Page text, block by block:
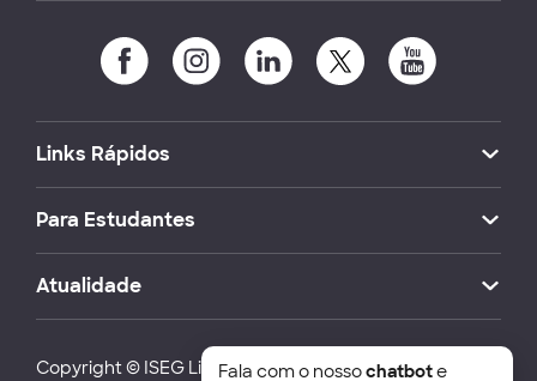
Links Rápidos
Para Estudantes
Atualidade
Copyright © ISEG Lisbon School of Economics and
Fala com o nossochatbote